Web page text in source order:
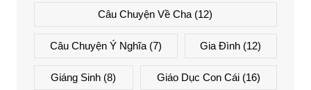
Câu Chuyện Về Cha (12)
Câu Chuyện Ý Nghĩa(7) Gia Đình (12)
Giáng Sinh (8) Giáo Dục Con Cái(16)